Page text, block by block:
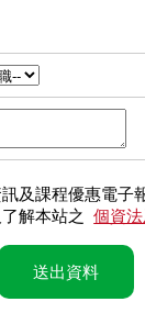
及課程優惠電子
解本站之
個資
送出資料